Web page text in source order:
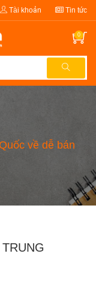
Tài khoản Tin tức
0
về dễ bán